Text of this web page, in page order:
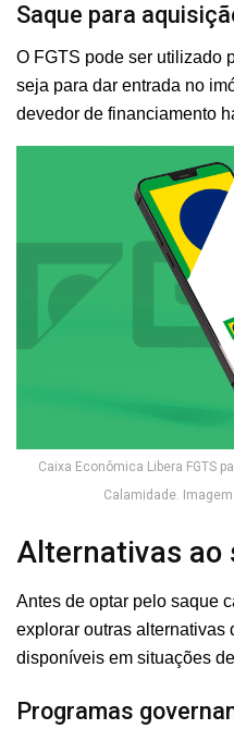
Saque para
O FGTS pode ser utilizado
seja para dar entrada no
devedor de financiamento
Caixa Econômica Libera FGTS
Calamidade.
Alternativas ao
Antes de optar pelo saque
explorar outras alternativas
disponíveis em situações
Programas